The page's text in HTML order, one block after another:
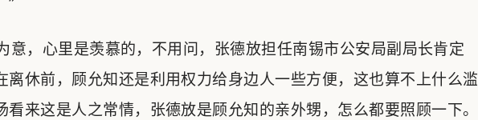
，心里是羡慕的，不用问，张德放担任南锡市公安局副局长肯定
离休前，顾允知还是利用权力给身边人一些方便，这也算不上什么滥
看来这是人之常情，张德放是顾允知的亲外甥，怎么都要照顾一下。